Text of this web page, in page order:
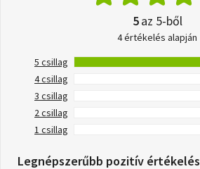
5az 5-ből
4 értékelés alapján
5 csillag
4 csillag
3 csillag
2 csillag
1 csillag
Legnépszerűbb pozitív értékelés